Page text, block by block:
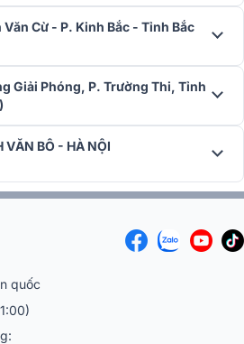
và công suất cực đại 2500W, loa
nhu cầu âm thanh cao.
và bền bỉ: Sử dụng mạch khuếch đại
không chỉ mang lại hiệu suất âm thanh
Cừ - P. Kinh Bắc - Tỉnh Bắc
Giải Phóng, P. Trường Thi, Tỉnh
VĂN BÔ - HÀ NỘI
quốc